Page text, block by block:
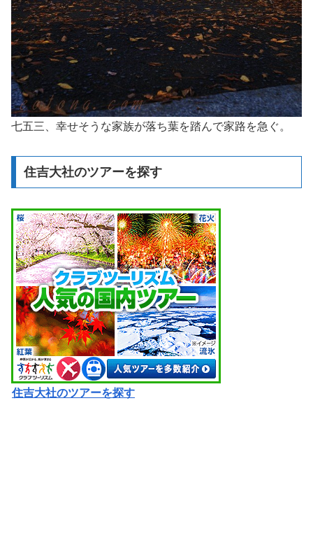
七五三、幸せそうな家族が落ち葉を踏んで家路を急ぐ。
住吉大社のツアーを探す
住吉大社のツアーを探す